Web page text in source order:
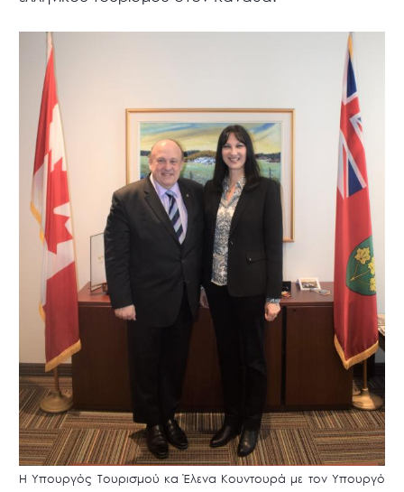
Η Υπουργός Τουρισμού κα Έλενα Κουντουρά με τον Υπουργό